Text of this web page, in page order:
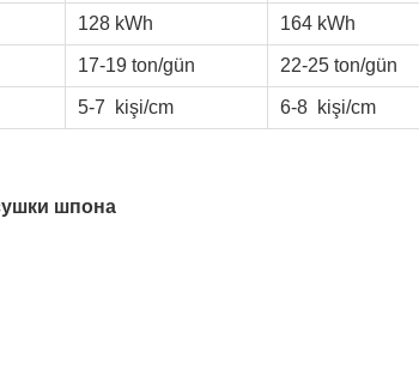
128 kWh 164 kWh
17-19 ton/gün 22-25 ton/gün
5-7 kişi/cm 6-8 kişi/cm